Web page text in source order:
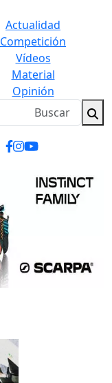
Actualidad
Competición
Vídeos
Material
Opinión